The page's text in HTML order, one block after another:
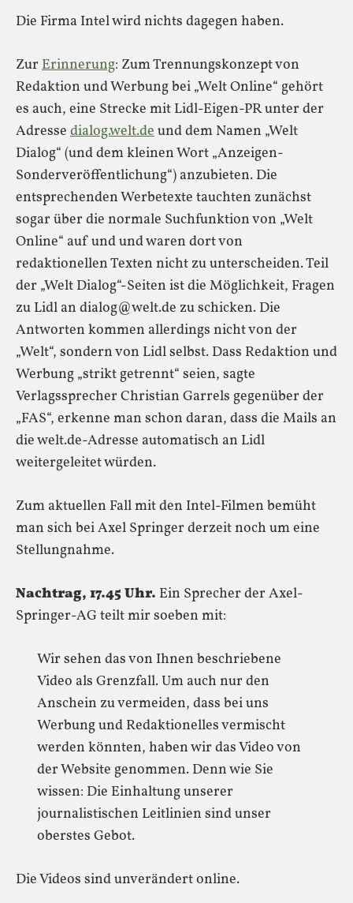
Die Firma Intel wird nichts dagegen haben.
Zur Erinnerung: Zum Trennungskonzept von
Redaktion und Werbung bei „Welt Online“ gehört
es auch, eine Strecke mit Lidl-Eigen-PR unter der
Adresse dialog.welt.deund dem Namen „Welt
Dialog“ (und dem kleinen Wort „Anzeigen-
Sonderveröffentlichung“) anzubieten. Die
entsprechenden Werbetexte tauchten zunächst
sogar über die normale Suchfunktion von „Welt
Online“ auf und und waren dort von
redaktionellen Texten nicht zu unterscheiden. Teil
der „Welt Dialog“-Seiten ist die Möglichkeit, Fragen
zu Lidl an dialog@welt.de zu schicken. Die
Antworten kommen allerdings nicht von der
„Welt“, sondern von Lidl selbst. Dass Redaktion und
Werbung „strikt getrennt“ seien, sagte
Verlagssprecher Christian Garrels gegenüber der
„FAS“, erkenne man schon daran, dass die Mails an
die welt.de-Adresse automatisch an Lidl
weitergeleitet würden.
Zum aktuellen Fall mit den Intel-Filmen bemüht
man sich bei Axel Springer derzeit noch um eine
Stellungnahme.
Nachtrag, 17.45 Uhr. Ein Sprecher der Axel-
Springer-AG teilt mir soeben mit:
Wir sehen das von Ihnen beschriebene
Video als Grenzfall. Um auch nur den
Anschein zu vermeiden, dass bei uns
Werbung und Redaktionelles vermischt
werden könnten, haben wir das Video von
der Website genommen. Denn wie Sie
wissen: Die Einhaltung unserer
journalistischen Leitlinien sind unser
oberstes Gebot.
Die Videos sind unverändert online.